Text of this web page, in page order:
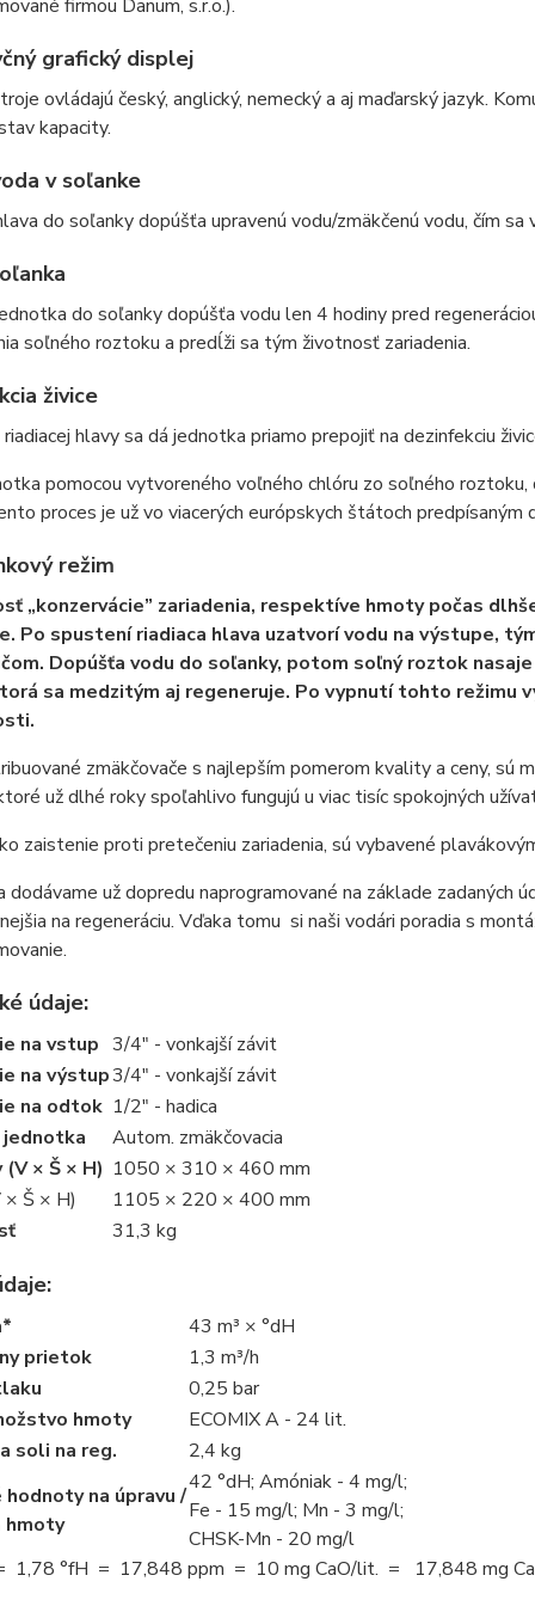
firmou Danum, s.r.o.).
grafický displej
ovládajú český, anglický, nemecký a aj maďarský jazyk.
kapacity.
v soľanke
do soľanky dopúšťa upravenú vodu/zmäkčenú vodu, čím
do soľanky dopúšťa vodu len 4 hodiny pred
soľného roztoku a predĺži sa tým životnosť zariadenia.
živice
hlavy sa dá jednotka priamo prepojiť na dezinfekciu
pomocou vytvoreného voľného chlóru zo soľného
proces je už vo viacerých európskych štátoch predpísaným
režim
„konzervácie” zariadenia, respektíve hmoty počas
Po spustení riadiaca hlava uzatvorí vodu na výstupe,
Dopúšťa vodu do soľanky, potom soľný roztok
sa medzitým aj regeneruje. Po vypnutí tohto režimu
zmäkčovače s najlepším pomerom kvality a ceny, sú
už dlhé roky spoľahlivo fungujú u viac tisíc spokojných
zaistenie proti pretečeniu zariadenia, sú vybavené
dodávame už dopredu naprogramované na základe
na regeneráciu. Vďaka tomu si naši vodári poradia s
údaje:
na vstup 3/4" - vonkajší závit
na výstup3/4" - vonkajší závit
na odtok 1/2" - hadica
jednotka
Autom. zmäkčovacia
(V × Š × H) 1050 × 310 × 460 mm
Š × H)
1105 × 220 × 400 mm
31,3 kg
43 m³ × °dH
prietok
1,3 m³/h
0,25 bar
hmoty
ECOMIX A - 24 lit.
soli na reg.
2,4 kg
hodnoty na úpravu /
hmoty
42 °dH; Amóniak - 4 mg/l;
Fe - 15 mg/l; Mn - 3 mg/l;
​CHSK-Mn - 20 mg/l
1,78 °fH = 17,848 ppm = 10 mg CaO/lit. = 17,848 mg